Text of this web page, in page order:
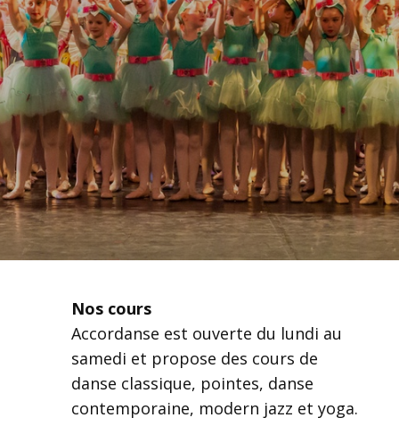
Nos cours
Accordanse est ouverte du lundi au
samedi et propose des cours de
danse classique, pointes, danse
contemporaine, modern jazz et yoga.